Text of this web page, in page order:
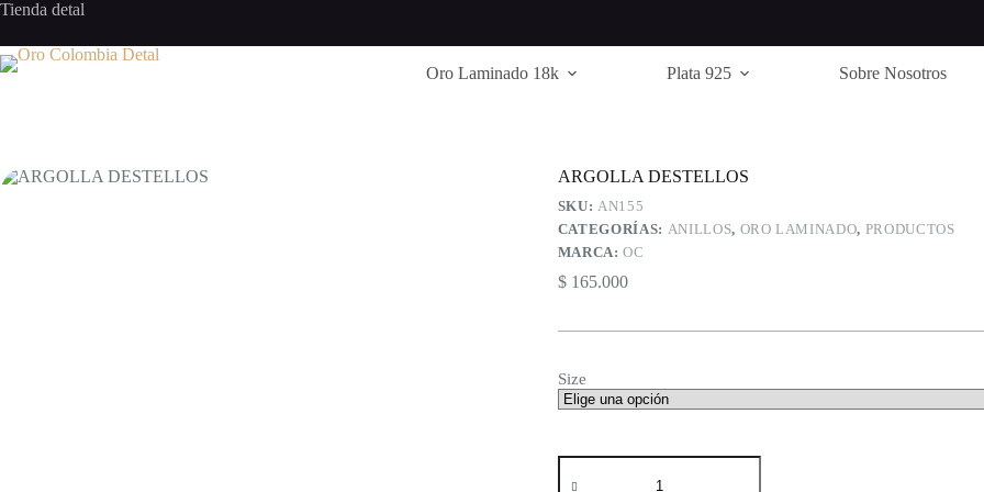
Saltar
contenido
Tienda detal
Oro Laminado 18k Plata 925 Sobre Nosotros
ARGOLLA DESTELLOS
SKU:AN155
CATEGORÍAS: ANILLOS, ORO LAMINADO, PRODUCTOS
MARCA:OC
$165.000
Size
ARGOLLA
DESTELLOS